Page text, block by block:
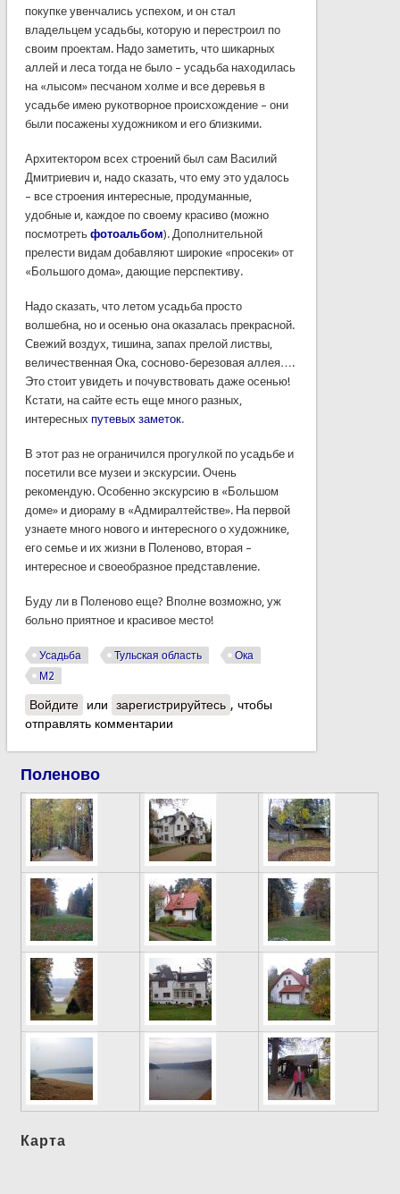
покупке увенчались успехом , и он стал
владельцем усадьбы, которуюи перестроил по
своим проектам. Надо заметить, что шикарных
аллейи леса тогда не было– усадьба находилась
на«лысом» песчаном холмеи все деревьяв
усадьбе имею рукотворное происхождение– они
были посажены художником и его близкими.
Архитектором всех строений был сам Василий
Дмитриевич и, надо сказать, что ему это удалось
– все строения интересные, продуманные,
удобные и, каждое посвоему красиво (можно
посмотреть фотоальбом). Дополнительной
прелести видам добавляют широкие «просеки» от
«Большого дома», дающие перспективу.
Надо сказать, что летом усадьба просто
волшебна, но и осенью она оказалась прекрасной.
Свежий воздух, тишина, запах прелой листвы,
величественная Ока, сосново-березовая аллея….
Это стоит увидеть и почувствовать даже осенью!
Кстати, на сайте есть еще много разных,
интересных путевых заметок.
В этот раз не ограничился прогулкой по усадьбе и
посетили все музеи и экскурсии. Очень
рекомендую. Особенно экскурсию в «Большом
доме» и диораму в «Адмиралтействе». На первой
узнаете много нового и интересного о художнике,
его семье и их жизни в Поленово, вторая –
интересное и своеобразное представление.
Буду ли в Поленово еще? Вполне возможно, уж
больно приятное и красивое место!
Усадьба Тульская область
Ока
М2
Войдите или зарегистрируйтесь , чтобы
отправлять комментарии
Поленово
Карта